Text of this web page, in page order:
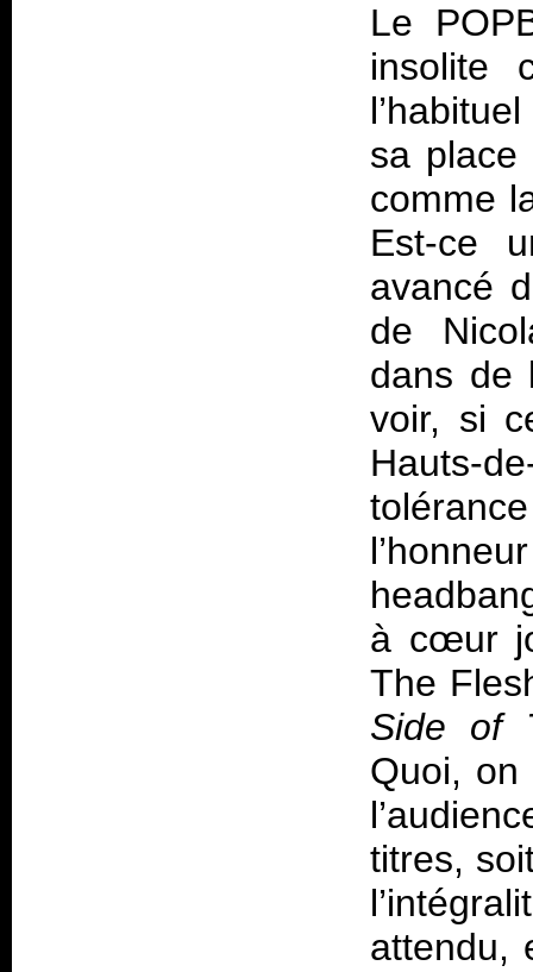
Le
insolite
sa place
comme
Est-ce
avancé
de
dans de
voir, si
Hauts-
à cœur
The
Side of
Quoi, on
titres,
attendu,